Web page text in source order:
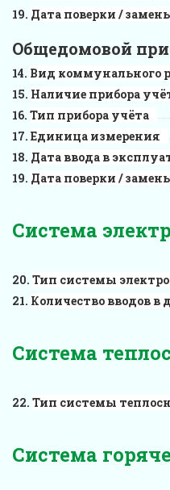
Дата поверки /
Общедомовой
Вид коммунального
Наличие прибора
Тип прибора учёта
Единица измерения
Дата ввода в
Дата поверки /
Система
Тип системы
Количество вводов в
Система
Тип системы
Система